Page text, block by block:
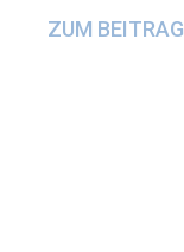
ZUM BEITRAG